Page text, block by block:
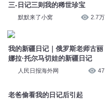
三-日记三则我的稀世珍宝
默默来了小窝 2.7万
我的新疆日记｜俄罗斯老师古丽
娜拉·托尔马切娃的新疆日记
人民日报海外网 47
老爸偷看我的日记后引起